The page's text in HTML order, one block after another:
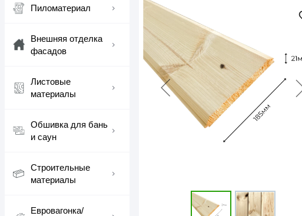
Пиломатериал
Внешняя отделка
фасадов
Листовые
материалы
Обшивка для бань
и саун
Строительные
материалы
Евровагонка/